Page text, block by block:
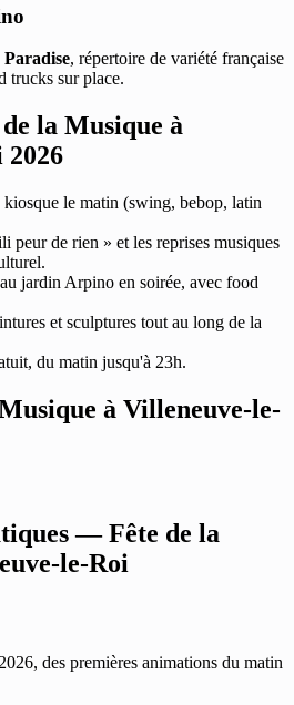
, répertoire de variété française
trucks sur place.
la Musique à
2026
le matin (swing, bebop, latin
peur de rien » et les reprises musiques
jardin Arpino en soirée, avec food
et sculptures tout au long de la
du matin jusqu'à 23h.
à Villeneuve-le-
— Fête de la
le-Roi
des premières animations du matin